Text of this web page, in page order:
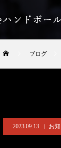
ブログ
2023.09.13 お